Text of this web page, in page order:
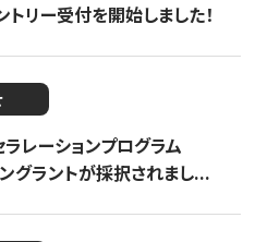
リー受付を開始しました！
レーションプログラム
グラントが採択されまし...